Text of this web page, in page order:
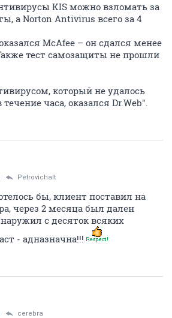
KIS можно взломать за
а Norton Antivirus всего за 4
McAfee – он сдался менее
тест самозащиты не прошли
который не удалось
часа, оказался Dr.Web".
Petrovichalt
бы, клиент поставил на
через 2 месяца был дален
с десяток всяких
- адназначна!!!
cerebra